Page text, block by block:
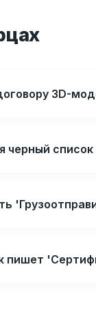
3D-
черный
пишет